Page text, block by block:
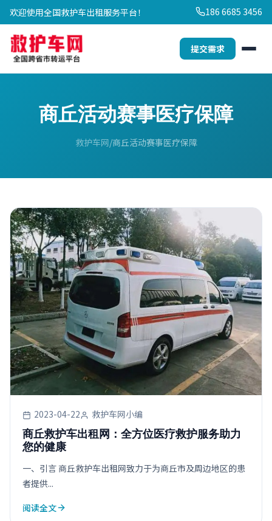
欢迎使用全国救护车出租服务平台！ 186 6685 3456
提交需求
商丘活动赛事医疗保障
救护车网 商丘活动赛事医疗保障
2023-04-22 救护车网小编
商丘救护车出租网：全方位医疗救护服务助力
您的健康
一、引言 商丘救护车出租网致力于为商丘市及周边地区的患
者提供...
阅读全文